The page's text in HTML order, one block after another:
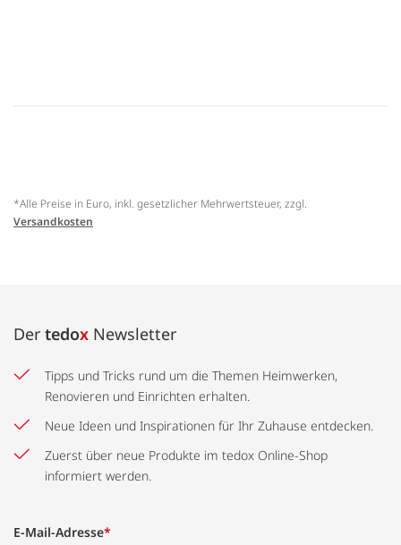
*Alle Preise in Euro, inkl. gesetzlicher Mehrwertsteuer, zzgl.
Versandkosten
Der tedox Newsletter
Tipps und Tricks rund um die Themen Heimwerken,
Renovieren und Einrichten erhalten.
Neue Ideen und Inspirationen für Ihr Zuhause entdecken.
Zuerst über neue Produkte im tedox Online-Shop
informiert werden.
E-Mail-Adresse*